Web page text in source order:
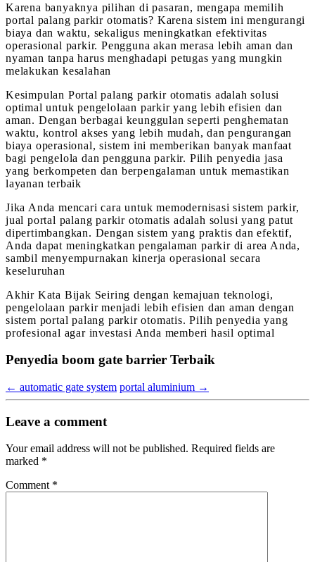
Karena banyaknya pilihan di pasaran, mengapa memilih
portal palang parkir otomatis? Karena sistem ini mengurangi
biaya dan waktu, sekaligus meningkatkan efektivitas
operasional parkir. Pengguna akan merasa lebih aman dan
nyaman tanpa harus menghadapi petugas yang mungkin
melakukan kesalahan
Kesimpulan Portal palang parkir otomatis adalah solusi
optimal untuk pengelolaan parkir yang lebih efisien dan
aman. Dengan berbagai keunggulan seperti penghematan
waktu, kontrol akses yang lebih mudah, dan pengurangan
biaya operasional, sistem ini memberikan banyak manfaat
bagi pengelola dan pengguna parkir. Pilih penyedia jasa
yang berkompeten dan berpengalaman untuk memastikan
layanan terbaik
Jika Anda mencari cara untuk memodernisasi sistem parkir,
jual portal palang parkir otomatis adalah solusi yang patut
dipertimbangkan. Dengan sistem yang praktis dan efektif,
Anda dapat meningkatkan pengalaman parkir di area Anda,
sambil menyempurnakan kinerja operasional secara
keseluruhan
Akhir Kata Bijak Seiring dengan kemajuan teknologi,
pengelolaan parkir menjadi lebih efisien dan aman dengan
sistem portal palang parkir otomatis. Pilih penyedia yang
profesional agar investasi Anda memberi hasil optimal
Penyedia boom gate barrier Terbaik
← automatic gate system portal aluminium →
Leave a comment
Your email address will not be published. Required fields are
marked *
Comment *